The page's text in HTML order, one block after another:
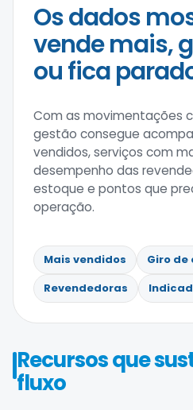
Os dados
vende mais,
ou fica
Com as movimentações
gestão consegue
vendidos, serviços com
desempenho das
estoque e pontos que
operação.
Mais vendidos
Giro
Revendedoras
Recursos que
fluxo